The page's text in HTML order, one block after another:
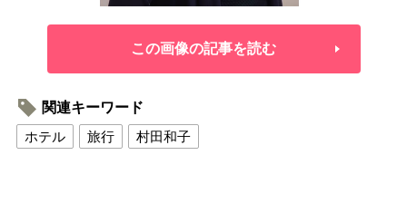
この画像の記事を読む
関連キーワード
ホテル
旅行 村田和子